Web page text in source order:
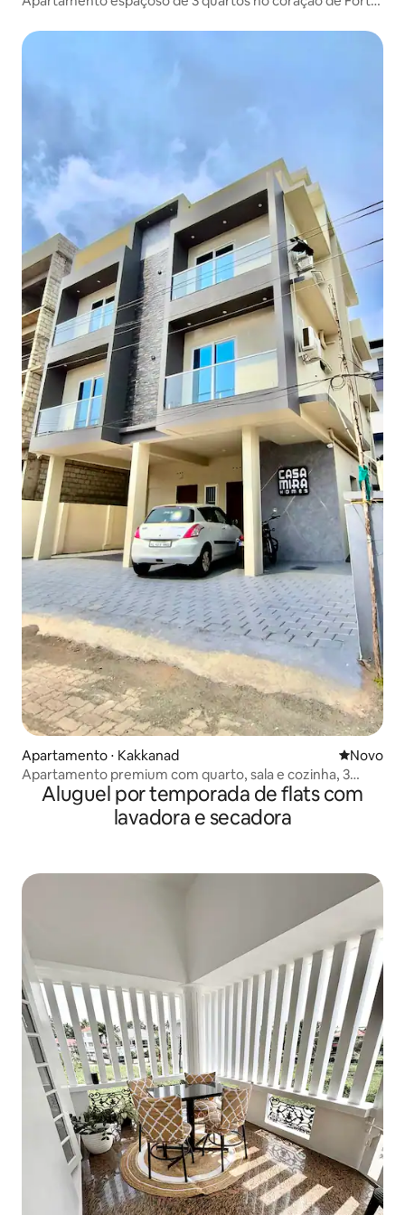
Apartamento ⋅ Kakkanad Novo
Novo
Apartamento premium com quarto, sala e cozinha, 3
quartos, acesso por elevador, familiar
Aluguel por temporada de flats com
lavadora e secadora